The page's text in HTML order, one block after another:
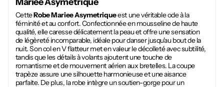
CetteRobe Mariee Asymetriqueest une véritable ode à la
féminité et au confort. Confectionnée en mousseline de haute
qualité, elle caresse délicatement la peau et offre une sensation
de légèreté incomparable, idéale pour danser jusqu'au bout de la
nuit. Son col en V flatteur met en valeur le décolleté avec subtilité,
tandis que les détails à volants ajoutent une touche de
romantisme et de mouvement aérien aux bretelles. La coupe
trapèze assure une silhouette harmonieuse et une aisance
parfaite. De plus, la robe intègre un soutien-gorge pour un